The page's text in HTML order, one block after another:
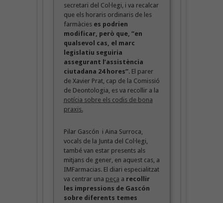
secretari del Col·legi, i va recalcar
que els horaris ordinaris de les
farmàcies es podrien
modificar, però que, “en
qualsevol cas, el marc
legislatiu seguiria
assegurant l’assistència
ciutadana 24 hores”. El parer
de Xavier Prat, cap de la Comissió
de Deontologia, es va recollir a la
notícia sobre els codis de bona
praxis.
Pilar Gascón i Aina Surroca,
vocals de la Junta del Col·legi,
també van estar presents als
mitjans de gener, en aquest cas, a
IMFarmacias. El diari especialitzat
va centrar una peça a recollir
les impressions de Gascón
sobre diferents temes